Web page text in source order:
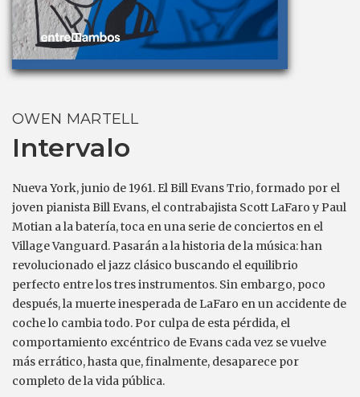
OWEN MARTELL
Intervalo
Nueva York, junio de 1961. El Bill Evans Trio, formado por el
joven pianista Bill Evans, el contrabajista Scott LaFaro y Paul
Motian a la batería, toca en una serie de conciertos en el
Village Vanguard. Pasarán a la historia de la música: han
revolucionado el jazz clásico buscando el equilibrio
perfecto entre los tres instrumentos. Sin embargo, poco
después, la muerte inesperada de LaFaro en un accidente de
coche lo cambia todo. Por culpa de esta pérdida, el
comportamiento excéntrico de Evans cada vez se vuelve
más errático, hasta que, finalmente, desaparece por
completo de la vida pública.